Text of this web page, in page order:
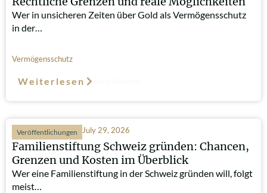
Wer in unsicheren Zeiten über Gold als Vermögensschutz
in der…
Vermögensschutz
Weiterlesen
Veröffentlichungen July 29, 2026
Familienstiftung Schweiz gründen: Chancen,
Grenzen und Kosten im Überblick
Wer eine Familienstiftung in der Schweiz gründen will, folgt
meist…